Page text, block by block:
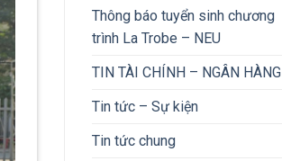
Thông báo tuyển sinh chương
trình La Trobe – NEU
TIN TÀI CHÍNH – NGÂN HÀNG
Tin tức – Sự kiện
Tin tức chung